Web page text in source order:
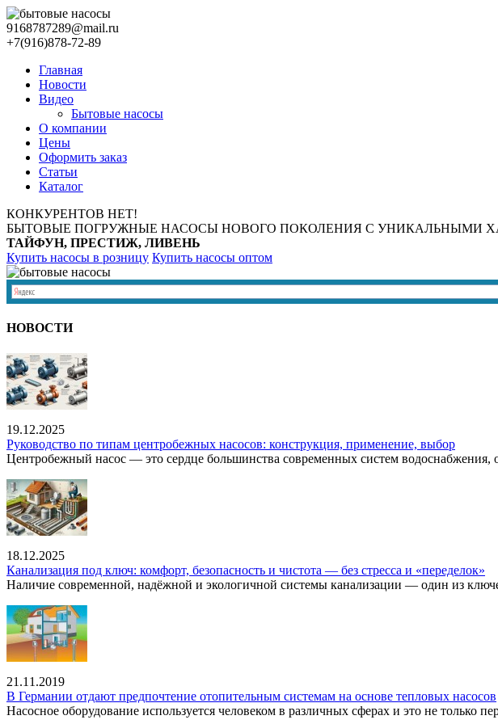
9168787289@mail.ru
+7(916)878-72-89
Главная
Новости
Видео
Бытовые насосы
О компании
Цены
Оформить заказ
Статьи
Каталог
КОНКУРЕНТОВ НЕТ!
БЫТОВЫЕ ПОГРУЖНЫЕ НАСОСЫ НОВОГО ПОКОЛЕНИЯ С УНИКАЛЬНЫМИ
ТАЙФУН, ПРЕСТИЖ, ЛИВЕНЬ
Купить насосы в розницу Купить насосы оптом
НОВОСТИ
19.12.2025
Руководство по типам центробежных насосов: конструкция, применение, выбор
Центробежный насос — это сердце большинства современных систем водоснабжения,
18.12.2025
Канализация под ключ: комфорт, безопасность и чистота — без стресса и «переделок»
Наличие современной, надёжной и экологичной системы канализации — один из
21.11.2019
В Германии отдают предпочтение отопительным системам на основе тепловых насосов
Насосное оборудование используется человеком в различных сферах и это не только